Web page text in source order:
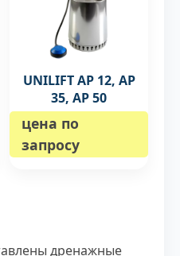
UNILIFT AP 12, AP
35, AP 50
цена по
запросу
дренажные